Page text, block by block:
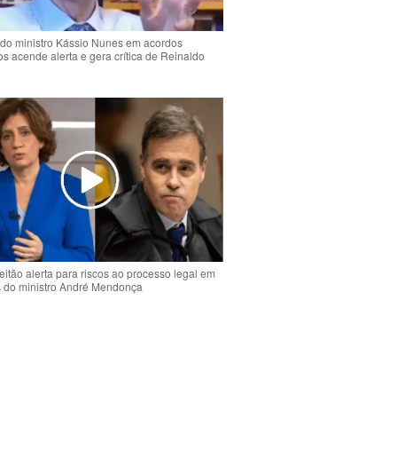
ministro Kássio Nunes em acordos
acende alerta e gera crítica de Reinaldo
alerta para riscos ao processo legal em
do ministro André Mendonça